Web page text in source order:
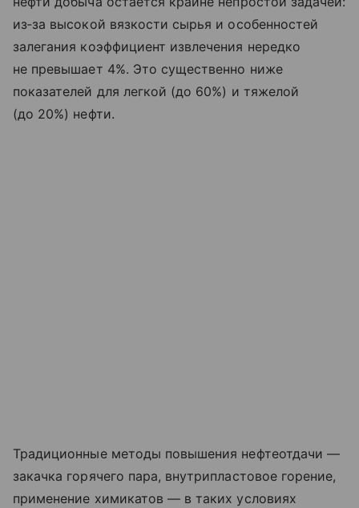
из‑за высокой вязкости сырья и особенностей
залегания коэффициент извлечения нередко
не превышает 4%. Это существенно ниже
показателей для легкой (до 60%) и тяжелой
(до 20%) нефти.
Традиционные методы повышения нефтеотдачи —
закачка горячего пара, внутрипластовое горение,
применение химикатов — в таких условиях